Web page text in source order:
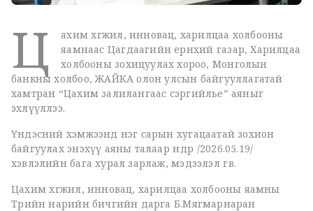
Ц
ахим хөгжил, инновац, харилцаа холбооны
яамнаас Цагдаагийн ерөнхий газар, Харилцаа
холбооны зохицуулах хороо, Монголын
банкны холбоо, ЖАЙКА олон улсын байгууллагатай
хамтран “Цахим залилангаас сэргийлье” аяныг
эхлүүллээ.
Үндэсний хэмжээнд нэг сарын хугацаатай зохион
байгуулах энэхүү аяны талаар өнөөдөр /2026.05.19/
хэвлэлийн бага хурал зарлаж, мэдээлэл өгөв.
Цахим хөгжил, инновац, харилцаа холбооны яамны
Төрийн нарийн бичгийн дарга Б.Мягмарнаран